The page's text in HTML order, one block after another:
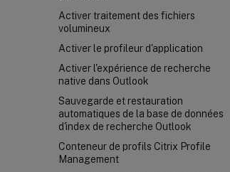
Activer traitement des fichiers
volumineux
Activer le profileur d'application
Activer l'expérience de recherche
native dans Outlook
Sauvegarde et restauration
automatiques de la base de données
d'index de recherche Outlook
Conteneur de profils Citrix Profile
Management